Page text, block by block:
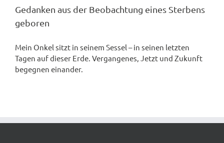
Gedanken aus der Beobachtung eines Sterbens
geboren
Mein Onkel sitzt in seinem Sessel – in seinen letzten
Tagen auf dieser Erde. Vergangenes, Jetzt und Zukunft
begegnen einander.